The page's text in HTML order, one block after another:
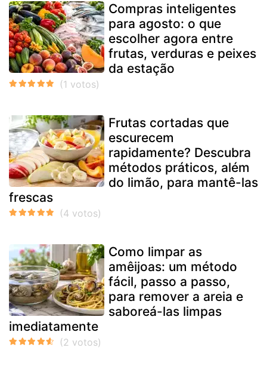
Compras inteligentes
para agosto: o que
escolher agora entre
frutas, verduras e peixes
da estação
Frutas cortadas que
escurecem
rapidamente? Descubra
métodos práticos, além
do limão, para mantê-las
frescas
Como limpar as
amêijoas: um método
fácil, passo a passo,
para remover a areia e
saboreá-las limpas
imediatamente